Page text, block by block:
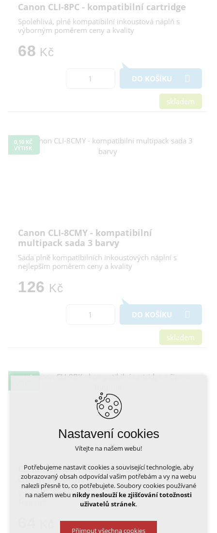
Canon CLI-8PC - kompatibilní cartridge
Spolehlivá, plně kompatibilní inkoustová náplň s
výborným poměrem ceny a kvality
68 Kč
DO KOŠÍKU
skladem
0,10 KČ
VÝTISK
Canon CLI-8CMY - kompatibilní
multipack sada 3 barvy
Sada plně kompatibilních inkoustových náplní s
nejlepším poměrem ceny a kvality
126 Kč
DO KOŠÍKU
skladem
0,07 KČ
Canon CLI-8BK - kompatibilní cartridge s
čipem Topprint
Vysoce kvalitní, plně kompatibilní inkoustová náplň
Nastavení cookies
Vítejte na našem webu!
Potřebujeme nastavit cookies a související technologie, aby
zobrazovaný obsah odpovídal vašim potřebám a vy na webu
nalezli přesně to, co potřebujete. Soubory cookies používané
na našem webu nikdy neslouží ke zjišťování totožnosti
uživatelů stránek.
Přijmout všechna cookies